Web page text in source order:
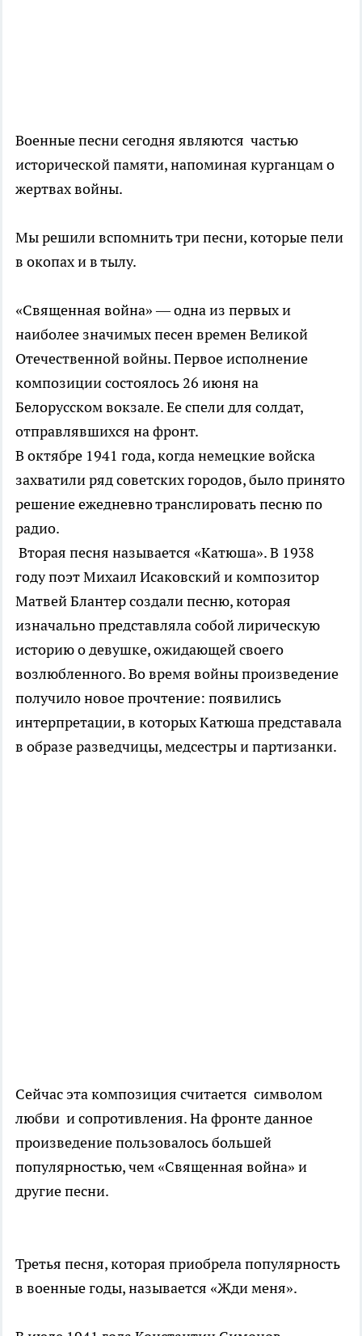
Военные песни сегодня являются частью
исторической памяти, напоминая курганцам о
жертвах войны.
Мы решили вспомнить три песни, которые пели
в окопах и в тылу.
«Священная война» — одна из первых и
наиболее значимых песен времен Великой
Отечественной войны. Первое исполнение
композиции состоялось 26 июня на
Белорусском вокзале. Ее спели для солдат,
отправлявшихся на фронт.
В октябре 1941 года, когда немецкие войска
захватили ряд советских городов, было принято
решение ежедневно транслировать песню по
радио.
Вторая песня называется «Катюша». В 1938
году поэт Михаил Исаковский и композитор
Матвей Блантер создали песню, которая
изначально представляла собой лирическую
историю о девушке, ожидающей своего
возлюбленного. Во время войны произведение
получило новое прочтение: появились
интерпретации, в которых Катюша представала
в образе разведчицы, медсестры и партизанки.
Сейчас эта композиция считается символом
любви и сопротивления. На фронте данное
произведение пользовалось большей
популярностью, чем «Священная война» и
другие песни.
Третья песня, которая приобрела популярность
в военные годы, называется «Жди меня».